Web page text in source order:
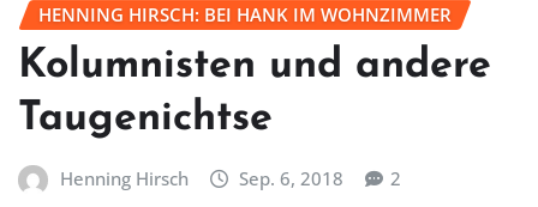
HENNING HIRSCH: BEI HANK IM WOHNZIMMER
Kolumnisten und andere
Taugenichtse
Henning Hirsch Sep. 6, 2018 2